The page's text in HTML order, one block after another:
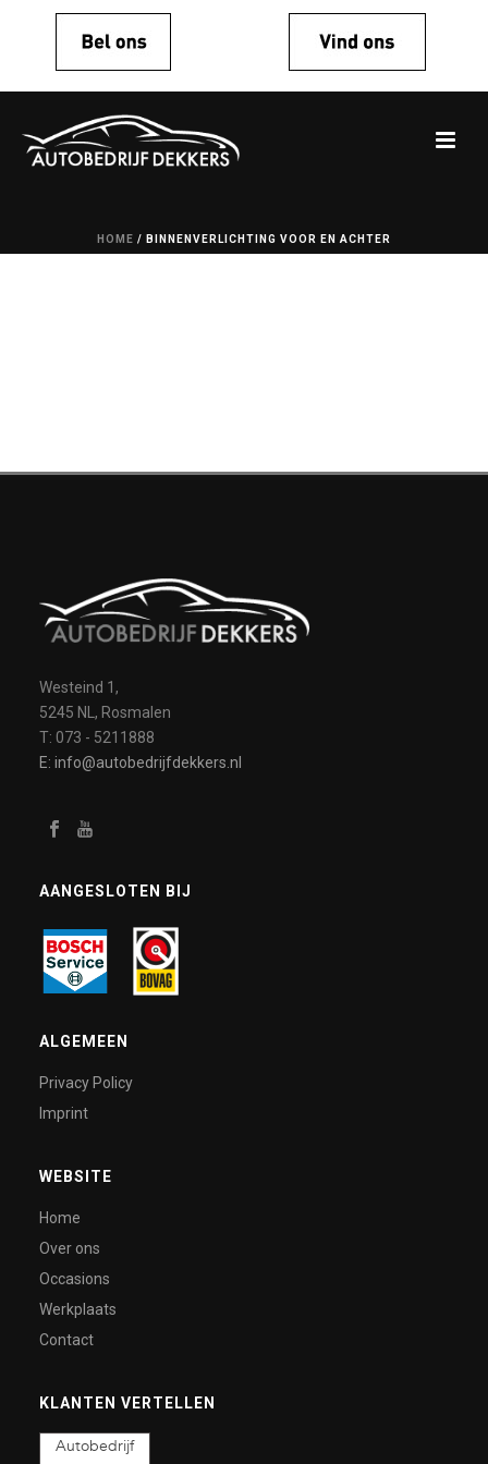
HOME / BINNENVERLICHTING VOOR EN ACHTER
Westeind 1,
5245 NL, Rosmalen
T: 073 - 5211888
E: info@autobedrijfdekkers.nl
AANGESLOTEN BIJ
ALGEMEEN
Privacy Policy
Imprint
WEBSITE
Home
Over ons
Occasions
Werkplaats
Contact
KLANTEN VERTELLEN
Autobedrijf